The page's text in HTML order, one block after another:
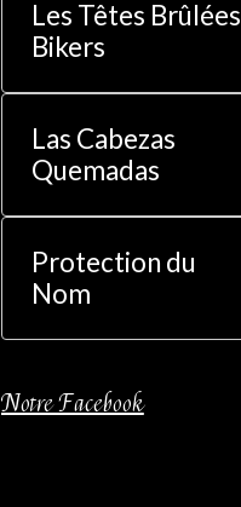
Les Têtes Brûlées
Bikers
Las Cabezas
Quemadas
Protection du
Nom
Notre Facebook